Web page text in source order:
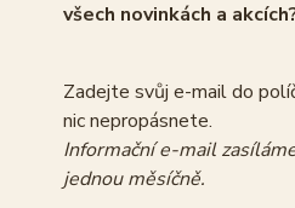
všech novinkách a
Zadejte svůj e-mail do
nic nepropásnete.
Informační e-mail
jednou měsíčně.